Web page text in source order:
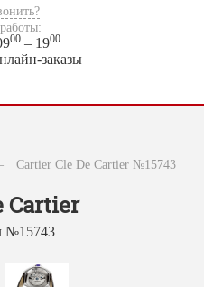
00– 1900
заказы
Cartier Cle De Cartier №15743
Cartier
№15743